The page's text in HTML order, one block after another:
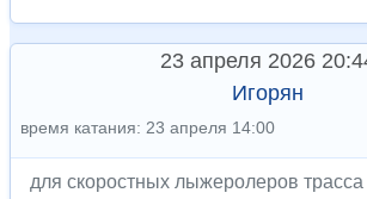
23 апреля 2026
Игорян
время катания: 23 апреля 14:00
для скоростных лыжеролеров трасса